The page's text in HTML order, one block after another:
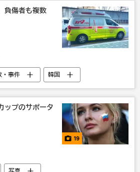
負傷者も複数
・事件 韓国
プのサポータ
19